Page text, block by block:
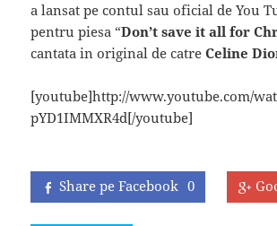
a lansat pe contul sau oficial de You
pentru piesa “Don’t save it all for
cantata in original de catreCeline
[youtube]http://www.youtube.com/
pYD1IMMXR4d[/youtube]
Share pe Facebook 0